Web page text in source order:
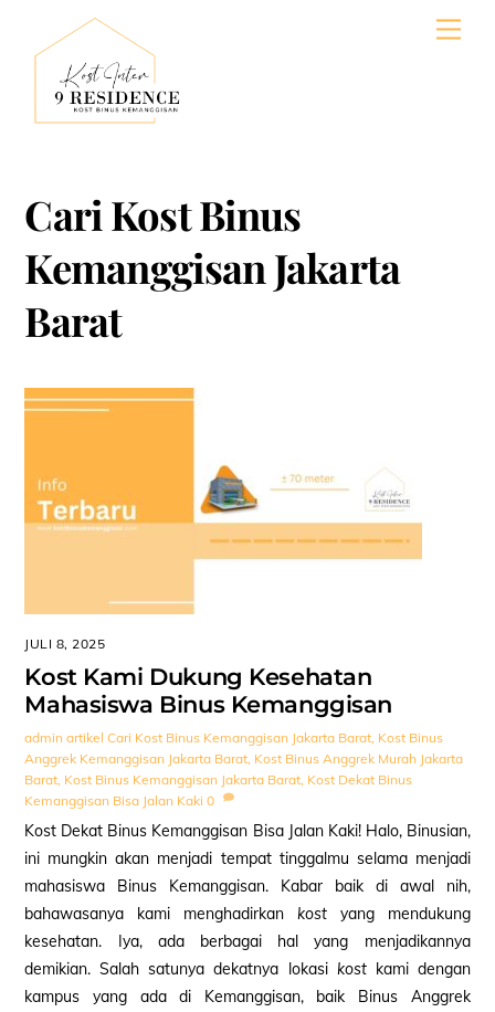
Cari Kost Binus
Kemanggisan Jakarta
Barat
JULI 8, 2025
Kost Kami Dukung Kesehatan
Mahasiswa Binus Kemanggisan
admin artikel Cari Kost Binus Kemanggisan Jakarta Barat, Kost Binus
Anggrek Kemanggisan Jakarta Barat, Kost Binus Anggrek Murah Jakarta
Barat, Kost Binus Kemanggisan Jakarta Barat, Kost Dekat Binus
Kemanggisan Bisa Jalan Kaki 0
Kost Dekat Binus Kemanggisan Bisa Jalan Kaki! Halo, Binusian,
ini mungkin akan menjadi tempat tinggalmu selama menjadi
mahasiswa Binus Kemanggisan. Kabar baik di awal nih,
bahawasanya kami menghadirkan kost yang mendukung
kesehatan. Iya, ada berbagai hal yang menjadikannya
demikian. Salah satunya dekatnya lokasi kost kami dengan
kampus yang ada di Kemanggisan, baik Binus Anggrek